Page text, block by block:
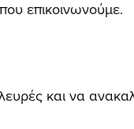
επικοινωνούμε.
και να